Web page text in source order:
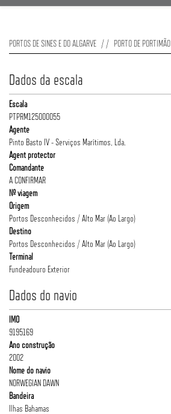
PORTOS DE SINES E DO ALGARVE PORTO DE PORTIMÃO
Dados da escala
Escala
PTPRM125000055
Agente
Pinto Basto IV - Serviços Marítimos, Lda.
Agent protector
Comandante
A CONFIRMAR
Nº viagem
Origem
Portos Desconhecidos / Alto Mar (Ao Largo)
Destino
Portos Desconhecidos / Alto Mar (Ao Largo)
Terminal
Fundeadouro Exterior
Dados do navio
IMO
9195169
Ano construção
2002
Nome do navio
NORWEGIAN DAWN
Bandeira
Ilhas Bahamas